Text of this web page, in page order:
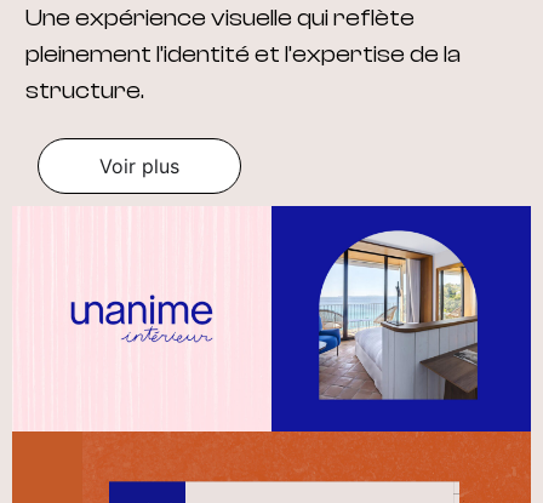
Une expérience visuelle qui reflète
pleinement l’identité et l’expertise de la
structure.
Voir plus